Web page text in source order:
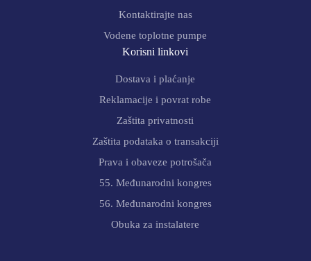
Kontaktirajte nas
Vodene toplotne pumpe
Korisni linkovi
Dostava i plaćanje
Reklamacije i povrat robe
Zaštita privatnosti
Zaštita podataka o transakciji
Prava i obaveze potrošača
55. Međunarodni kongres
56. Međunarodni kongres
Obuka za instalatere